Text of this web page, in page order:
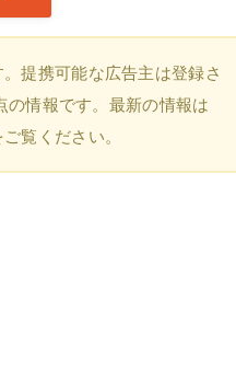
提携可能な広告主は登録さ
の情報です。最新の情報は
覧ください。